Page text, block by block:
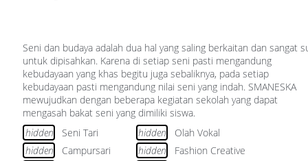
Seni dan budaya adalah dua hal yang saling berkaitan dan sangat
untuk dipisahkan. Karena di setiap seni pasti mengandung
kebudayaan yang khas begitu juga sebaliknya, pada setiap
kebudayaan pasti mengandung nilai seni yang indah. SMANESKA
mewujudkan dengan beberapa kegiatan sekolah yang dapat
mengasah bakat seni yang dimiliki siswa.
hidden
Seni Tari
hidden
Campursari
hidden
Olah Vokal
hidden
Fashion Creative